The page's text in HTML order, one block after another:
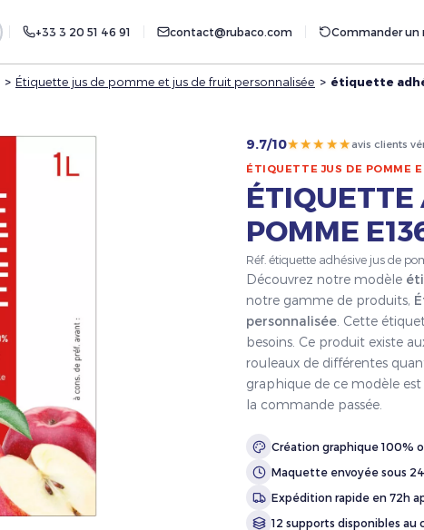
+33 3 20 51 46 91 contact@rubaco.com Commander un
> Étiquette jus de pomme et jus de fruit personnalisée > étiquette
9.7/10★★★★★avis clients
ÉTIQUETTE JUS DE POMME
ÉTIQUETTE
POMME
Réf. étiquette adhésive jus de
Découvrez notre modèle
notre gamme de produits,
personnalisée . Cette
besoins. Ce produit existe
rouleaux de différentes
graphique de ce modèle
la commande passée.
Création graphique 100%
Maquette envoyée sous
Expédition rapide en 72h
12 supports disponibles au